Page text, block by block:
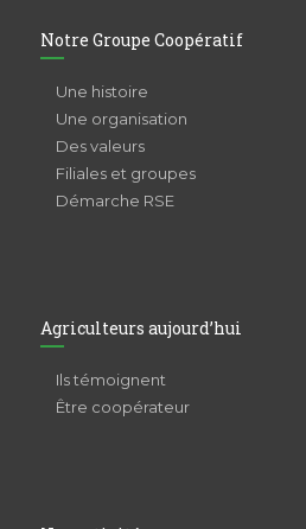
Notre Groupe Coopératif
Une histoire
Une organisation
Des valeurs
Filiales et groupes
Démarche RSE
Agriculteurs aujourd’hui
Ils témoignent
Être coopérateur